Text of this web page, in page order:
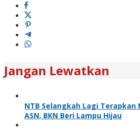
Jangan Lewatkan
NTB Selangkah Lagi
ASN, BKN Beri Lampu Hijau